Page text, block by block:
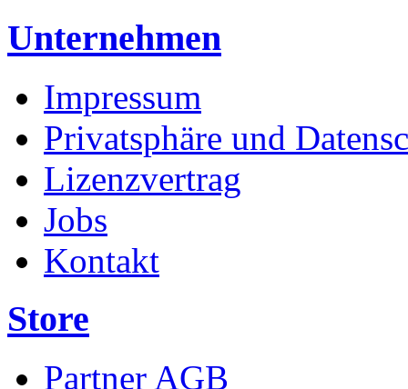
Unternehmen
Impressum
Privatsphäre und
Lizenzvertrag
Jobs
Kontakt
Store
Partner AGB